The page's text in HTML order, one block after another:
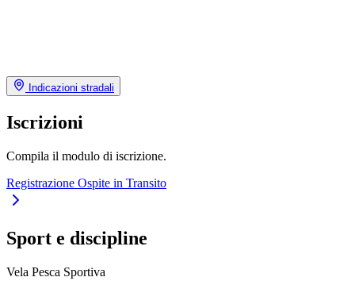
Indicazioni stradali
Iscrizioni
Compila il modulo di iscrizione.
Registrazione Ospite in Transito
Sport e discipline
Vela Pesca Sportiva